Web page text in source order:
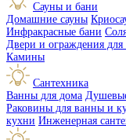
Сауны и бани
Домашние сауны
Инфракрасные бани
Двери и ограждения для
Камины
Сантехника
Ванны для дома
Раковины для ванны и
кухни Инженерная